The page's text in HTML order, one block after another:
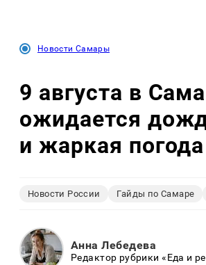
Новости Самары
9 августа в
ожидается
и жаркая погода
Новости России Гайды по Самаре
Анна Лебедева
Редактор рубрики «Еда и